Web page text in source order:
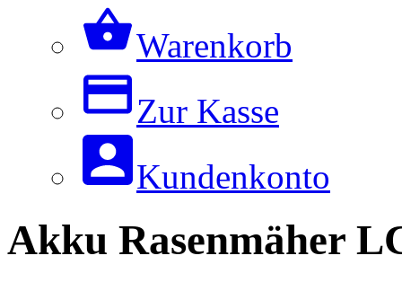
Warenkorb
Zur Kasse
Kundenkonto
Akku Rasenmäher